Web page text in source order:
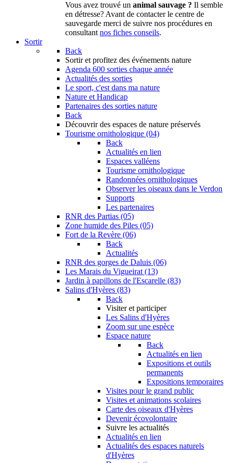
Vous avez trouvé un animal sauvage ? Il semble
en détresse? Avant de contacter le centre de
sauvegarde merci de suivre nos procédures en
consultant nos fiches conseils.
Sortir
Back
Sortir et profitez des événements nature
Agenda 600 sorties chaque année
Actualités des sorties
Le sport, c'est dans ma nature
Nature et Handicap
Partenaires des sorties nature
Back
Découvrir des espaces de nature préservés
Tourisme ornithologique (04)
Back
Actualités en lien
Espaces valléens
Tourisme ornithologique
Randonnées ornithologiques
Observer les oiseaux dans le Verdon
Supports
Les partenaires
RNR des Partias (05)
Zone humide des Piles (05)
Fort de la Revère (06)
Back
Actualités
RNR des gorges de Daluis (06)
Les Marais du Vigueirat (13)
Jardin à papillons de l'Escarelle (83)
Salins d'Hyères (83)
Back
Visiter et participer
Les Salins d'Hyères
Zoom sur une espèce
Espace nature
Back
Actualités en lien
Expositions et outils
permanents
Expositions temporaires
Visites pour le grand public
Visites et animations scolaires
Carte des oiseaux d'Hyères
Devenir écovolontaire
Suivre les actualités
Actualités en lien
Actualités des espaces naturels
d'Hyères